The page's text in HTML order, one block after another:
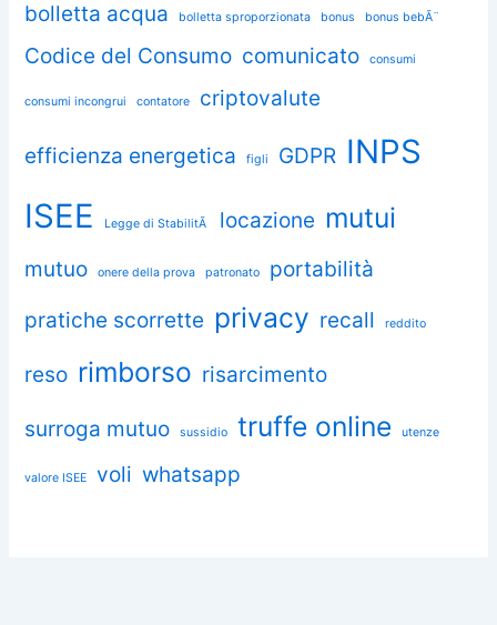
bolletta acqua bolletta sproporzionata bonus bonus bebÃ¨
Codice del Consumo comunicato consumi
consumi incongrui contatore criptovalute
efficienza energetica figli GDPR INPS
ISEE
Legge di StabilitÃ locazione mutui
mutuo onere della prova patronato
portabilità
pratiche scorrette privacy recall reddito
reso rimborso risarcimento
surroga mutuo sussidio truffe online utenze
valore ISEE voli whatsapp